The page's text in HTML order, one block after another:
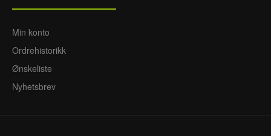
Min konto
Ordrehistorikk
Ønskeliste
Nyhetsbrev